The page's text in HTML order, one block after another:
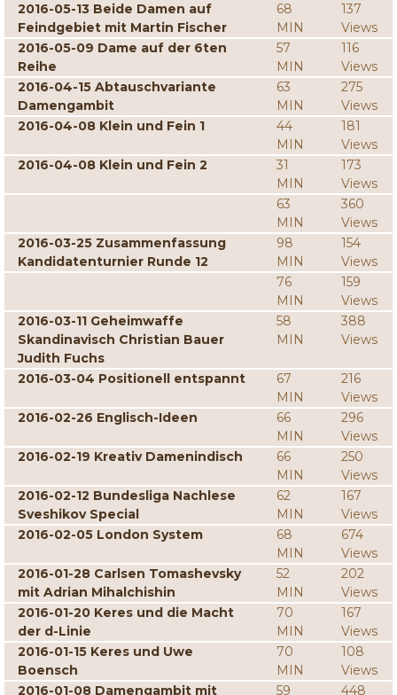
2016-05-13 Beide Damen auf
Feindgebiet mit Martin Fischer
68
MIN
137
Views
2016-05-09 Dame auf der 6ten
Reihe
57
MIN
116
Views
2016-04-15 Abtauschvariante
Damengambit
63
MIN
275
Views
2016-04-08 Klein und Fein 1
44
MIN
181
Views
2016-04-08 Klein und Fein 2
31
MIN
173
Views
63
MIN
360
Views
2016-03-25 Zusammenfassung
Kandidatenturnier Runde 12
98
MIN
154
Views
76
MIN
159
Views
2016-03-11 Geheimwaffe
Skandinavisch Christian Bauer
Judith Fuchs
58
MIN
388
Views
2016-03-04 Positionell entspannt
67
MIN
216
Views
2016-02-26 Englisch-Ideen
66
MIN
296
Views
2016-02-19 Kreativ Damenindisch
66
MIN
250
Views
2016-02-12 Bundesliga Nachlese
Sveshikov Special
62
MIN
167
Views
2016-02-05 London System
68
MIN
674
Views
2016-01-28 Carlsen Tomashevsky
mit Adrian Mihalchishin
52
MIN
202
Views
2016-01-20 Keres und die Macht
der d-Linie
70
MIN
167
Views
2016-01-15 Keres und Uwe
Boensch
70
MIN
108
Views
2016-01-08 Damengambit mit
59 448